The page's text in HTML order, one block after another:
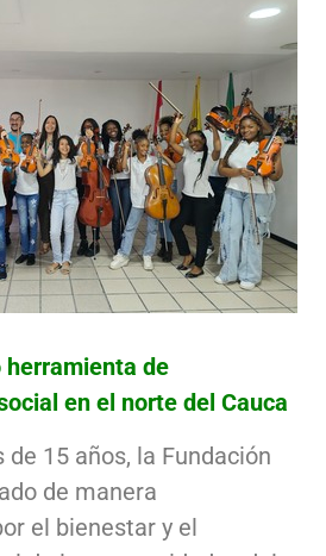
herramienta de
en el norte del Cauca
de 15 años, la Fundación
de manera
el bienestar y el